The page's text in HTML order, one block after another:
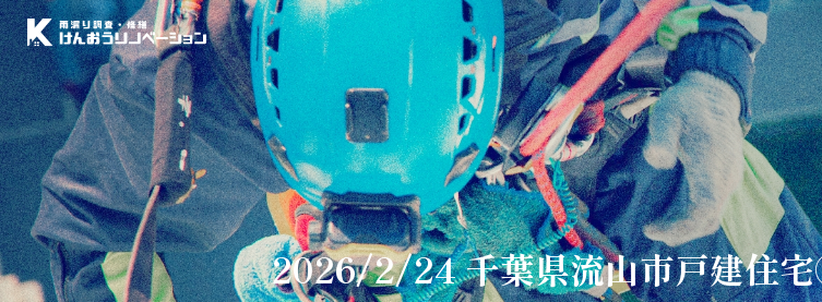
2026/2/24 千葉県流山市戸建住